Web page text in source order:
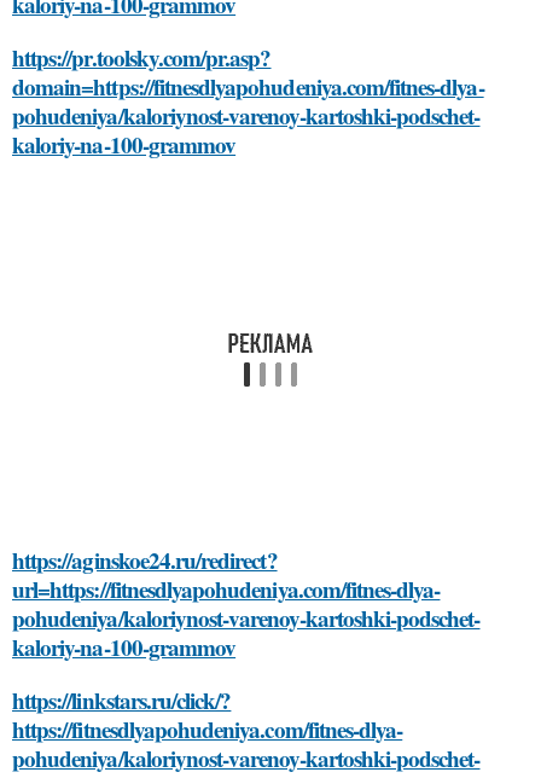
https://pr.toolsky.com/pr.asp?
domain=https://fitnesdlyapohudeniya.com/fitnes-dlya-
pohudeniya/kaloriynost-varenoy-kartoshki-podschet-
kaloriy-na-100-grammov
https://aginskoe24.ru/redirect?
url=https://fitnesdlyapohudeniya.com/fitnes-dlya-
pohudeniya/kaloriynost-varenoy-kartoshki-podschet-
kaloriy-na-100-grammov
https://linkstars.ru/click/?
https://fitnesdlyapohudeniya.com/fitnes-dlya-
pohudeniya/kaloriynost-varenoy-kartoshki-podschet-